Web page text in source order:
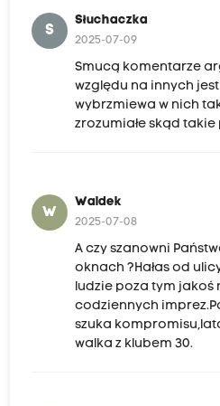
S
Słuchaczka
2025-07-09
Smucą komentarze
względu na innych
wybrzmiewa w nich
zrozumiałe skąd
W
Waldek
2025-07-08
A czy szanowni
oknach ?Hałas od
ludzie poza tym jakoś
codziennych
szuka
walka z klubem 30.